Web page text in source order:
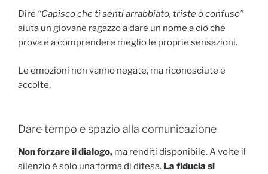
Dire “Capisco che ti senti arrabbiato, triste o confuso”
aiuta un giovane ragazzo a dare un nome a ciò che
prova e a comprendere meglio le proprie sensazioni.
Le emozioni non vanno negate, ma riconosciute e
accolte.
Dare tempo e spazio alla comunicazione
Non forzare il dialogo, ma renditi disponibile. A volte il
silenzio è solo una forma di difesa. La fiducia si